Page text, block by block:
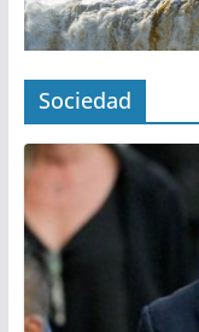
Sociedad